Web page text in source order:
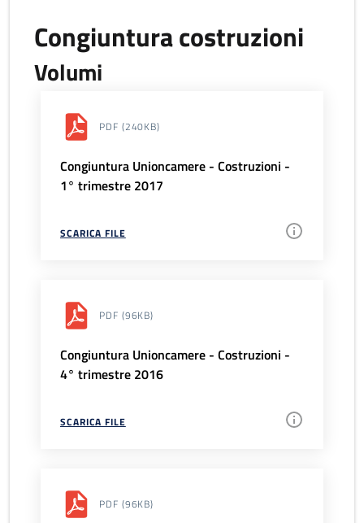
Congiuntura costruzioni
Volumi
PDF (240KB)
Congiuntura Unioncamere - Costruzioni -
1° trimestre 2017
SCARICA FILE
PDF (96KB)
Congiuntura Unioncamere - Costruzioni -
4° trimestre 2016
SCARICA FILE
PDF (96KB)